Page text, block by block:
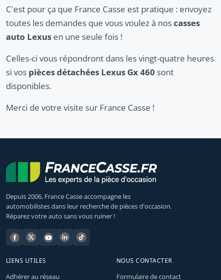
C'est pour ça que France Casse est pratique : envoyez
toutes les demandes que vous voulez à noscasses
auto Lexus en une seule fois !
Celles-ci vous répondront dans les vingt-quatre heures
si vos pièces détachées Lexus Gx 460 sont
disponibles.
Merci de votre visite sur France Casse !
Depuis 2006, France Casse accompagne les
automobilistes dans leur recherche de pièces d'occasion.
Réparez votre auto sans vous ruiner !
LIENS UTILES
Adhérer au réseau
NOUS CONTACTER
Formulaire de contact